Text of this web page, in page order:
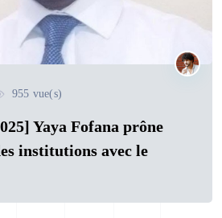
955 vue(s)
Yaya Fofana prône
institutions avec le